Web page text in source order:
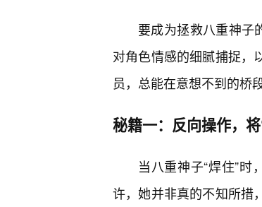
要成为拯救八重神子
对角色情感的细腻捕捉，
员，总能在意想不到的桥
秘籍一：反向操作，将
当八重神子“焊住”时
许，她并非真的不知所措